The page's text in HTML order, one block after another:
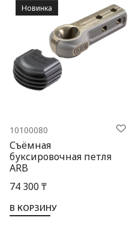
10100080
Съёмная
буксировочная петля
ARB
74 300 ₸
В КОРЗИНУ
Новинка